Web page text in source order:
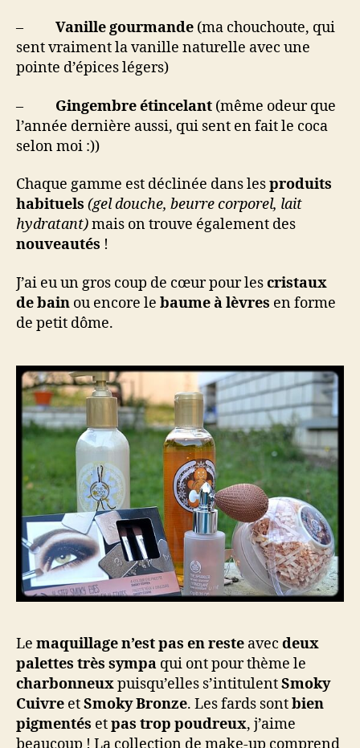
– Vanille gourmande (ma chouchoute, qui
sent vraiment la vanille naturelle avec une
pointe d’épices légers)
– Gingembre étincelant (même odeur que
l’année dernière aussi, qui sent en fait le coca
selon moi :))
Chaque gamme est déclinée dans lesproduits
habituels (gel douche, beurre corporel, lait
hydratant)mais on trouve également des
nouveautés !
J’ai eu un gros coup de cœur pour lescristaux
de bain ou encore le baume à lèvres en forme
de petit dôme.
Le maquillage n’est pas en reste avec deux
palettes très sympa qui ont pour thème le
charbonneuxpuisqu’elles s’intitulentSmoky
Cuivre etSmoky Bronze. Les fards sontbien
pigmentés etpas trop poudreux, j’aime
beaucoup ! La collection de make-up comprend